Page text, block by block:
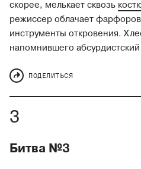
скорее, мелькает сквозь
режиссер облачает
инструменты откровения.
напомнившего
ПОДЕЛИТЬСЯ
Битва №3